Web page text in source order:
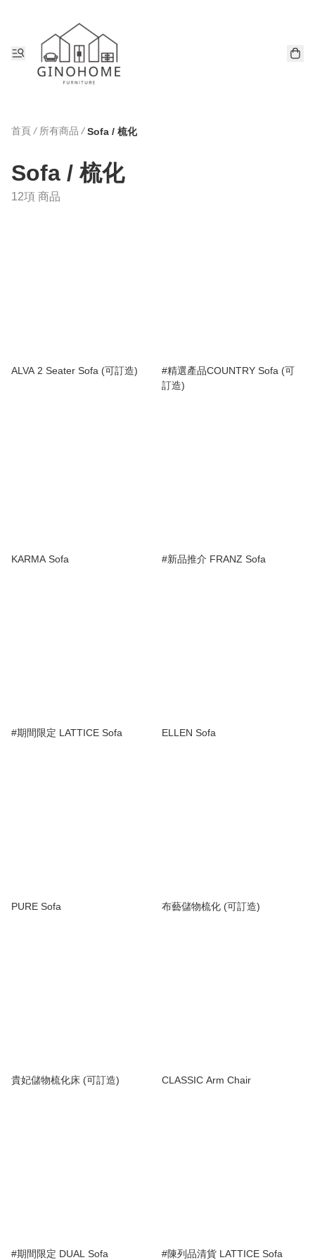
首頁 / 所有商品 / Sofa / 梳化
Sofa / 梳化
12項 商品
ALVA 2 Seater Sofa (可訂造)
#精選產品COUNTRY Sofa (可
訂造)
KARMA Sofa #新品推介 FRANZ Sofa
#期間限定 LATTICE Sofa ELLEN Sofa
PURE Sofa 布藝儲物梳化 (可訂造)
貴妃儲物梳化床 (可訂造) CLASSIC Arm Chair
#期間限定 DUAL Sofa #陳列品清貨 LATTICE Sofa